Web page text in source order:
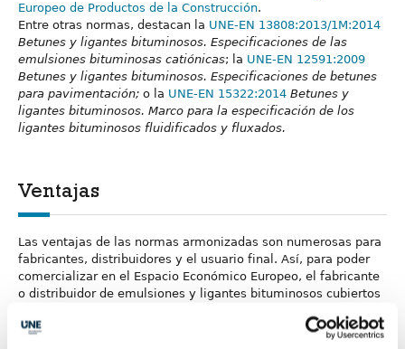
Europeo de Productos de la Construcción.
Entre otras normas, destacan la UNE-EN 13808:2013/1M:2014
Betunes y ligantes bituminosos. Especificaciones de las
emulsiones bituminosas catiónicas; la UNE-EN 12591:2009
Betunes y ligantes bituminosos. Especificaciones de betunes
para pavimentación; o la UNE-EN 15322:2014 Betunes y
ligantes bituminosos. Marco para la especificación de los
ligantes bituminosos fluidificados y fluxados.
Ventajas
Las ventajas de las normas armonizadas son numerosas para
fabricantes, distribuidores y el usuario final. Así, para poder
comercializar​ en el Espacio Económico Europeo, el fabricante
o distribuidor de emulsiones y ligantes bituminosos cubiertos
de Productos de Construcción
, o su representante autorizado,